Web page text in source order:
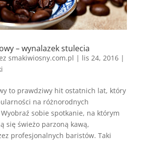
– wynalazek stulecia
smakiwiosny.com.pl | lis 24, 2016|
to prawdziwy hit ostatnich lat, który
na różnorodnych
sobie spotkanie, na którym
się świeżo parzoną kawą,
profesjonalnych baristów. Taki